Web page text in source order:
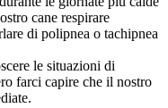
cane respirare
di polipnea o tachipnea
le situazioni di
farci capire che il nostro